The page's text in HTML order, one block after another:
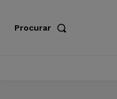
Procurar